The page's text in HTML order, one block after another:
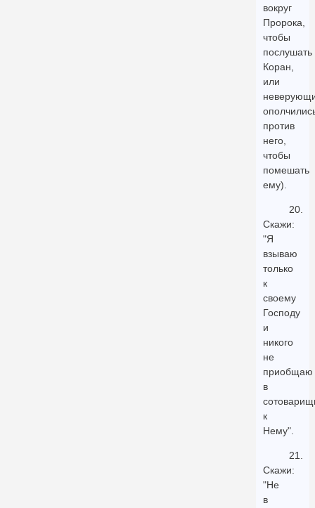
вокруг
Пророка,
чтобы
послушать
Коран,
или
против
него,
чтобы
помешать
ему).
20.
Скажи:
"Я
взываю
только
к
своему
Господу
и
никого
не
приобщаю
в
к
Нему".
21.
Скажи:
"Не
в